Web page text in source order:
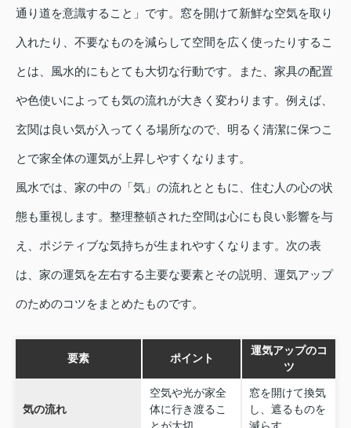
通り道を意識すること」です。窓を開けて新鮮な空気を取り
入れたり、不要なものを減らして空間を広く使ったりするこ
とは、風水的にもとても大切な行動です。また、家具の配置
や色使いによっても気の流れが大きく変わります。例えば、
玄関は良い気が入ってくる場所なので、明るく清潔に保つこ
とで家全体の運気が上昇しやすくなります。
風水では、家の中の「気」の流れとともに、住む人の心の状
態も重視します。整理整頓された空間は心にも良い影響を与
え、ポジティブな気持ちが生まれやすくなります。次の表
は、家の運気を左右する主要な要素とその説明、運気アップ
のためのコツをまとめたものです。
要素 ポイント
運気アップのコ
ツ
気の流れ
空気や光が家全
体に行き渡るこ
とが大切
窓を開けて換気
し、遮るものを
減らす